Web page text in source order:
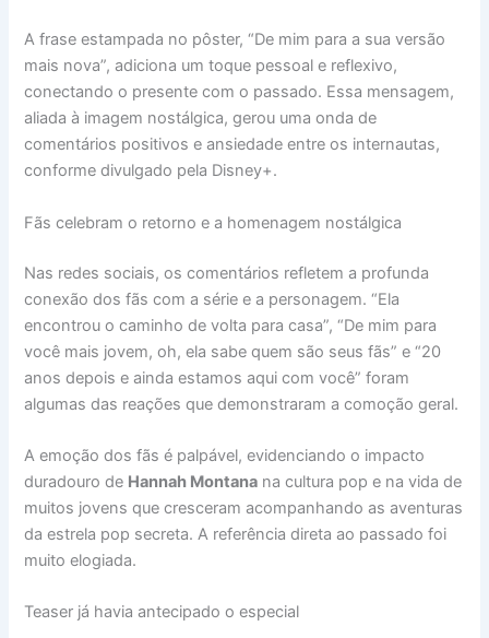
A frase estampada no pôster, “De mim para a sua versão
mais nova”, adiciona um toque pessoal e reflexivo,
conectando o presente com o passado. Essa mensagem,
aliada à imagem nostálgica, gerou uma onda de
comentários positivos e ansiedade entre os internautas,
conforme divulgado pela Disney+.
Fãs celebram o retorno e a homenagem nostálgica
Nas redes sociais, os comentários refletem a profunda
conexão dos fãs com a série e a personagem. “Ela
encontrou o caminho de volta para casa”, “De mim para
você mais jovem, oh, ela sabe quem são seus fãs” e “20
anos depois e ainda estamos aqui com você” foram
algumas das reações que demonstraram a comoção geral.
A emoção dos fãs é palpável, evidenciando o impacto
duradouro de Hannah Montana na cultura pop e na vida de
muitos jovens que cresceram acompanhando as aventuras
da estrela pop secreta. A referência direta ao passado foi
muito elogiada.
Teaser já havia antecipado o especial